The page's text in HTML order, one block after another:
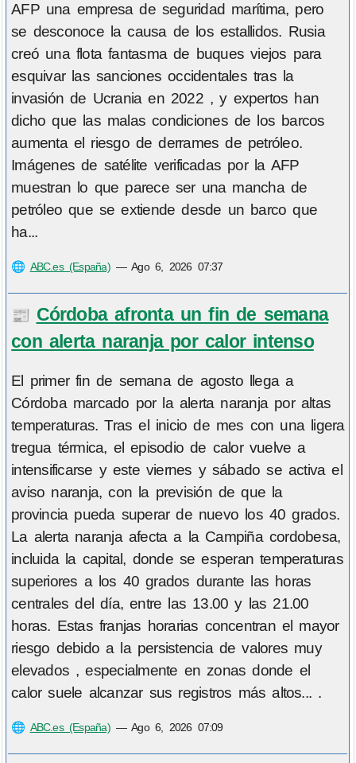
AFP una empresa de seguridad marítima, pero
se desconoce la causa de los estallidos. Rusia
creó una flota fantasma de buques viejos para
esquivar las sanciones occidentales tras la
invasión de Ucrania en 2022 , y expertos han
dicho que las malas condiciones de los barcos
aumenta el riesgo de derrames de petróleo.
Imágenes de satélite verificadas por la AFP
muestran lo que parece ser una mancha de
petróleo que se extiende desde un barco que
ha...
🌐 ABC.es (España)—Ago 6, 2026 07:37
📰 Córdoba afronta un fin de semana
con alerta naranja por calor intenso
El primer fin de semana de agosto llega a
Córdoba marcado por la alerta naranja por altas
temperaturas. Tras el inicio de mes con una ligera
tregua térmica, el episodio de calor vuelve a
intensificarse y este viernes y sábado se activa el
aviso naranja, con la previsión de que la
provincia pueda superar de nuevo los 40 grados.
La alerta naranja afecta a la Campiña cordobesa,
incluida la capital, donde se esperan temperaturas
superiores a los 40 grados durante las horas
centrales del día, entre las 13.00 y las 21.00
horas. Estas franjas horarias concentran el mayor
riesgo debido a la persistencia de valores muy
elevados , especialmente en zonas donde el
calor suele alcanzar sus registros más altos... .
🌐 ABC.es (España)—Ago 6, 2026 07:09